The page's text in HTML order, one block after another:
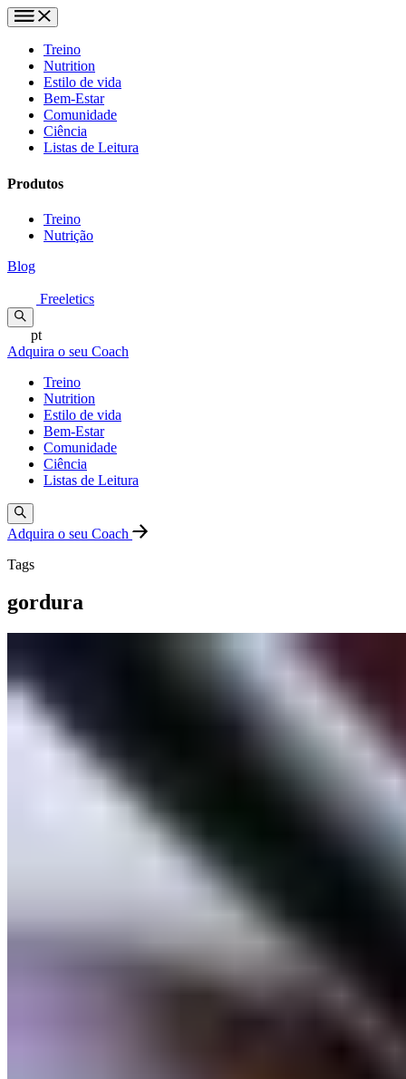
Treino
Nutrition
Estilo de vida
Bem-Estar
Comunidade
Ciência
Listas de Leitura
Produtos
Treino
Nutrição
Blog
Freeletics
pt
Adquira o seu Coach
Treino
Nutrition
Estilo de vida
Bem-Estar
Comunidade
Ciência
Listas de Leitura
Adquira o seu Coach
Tags
gordura